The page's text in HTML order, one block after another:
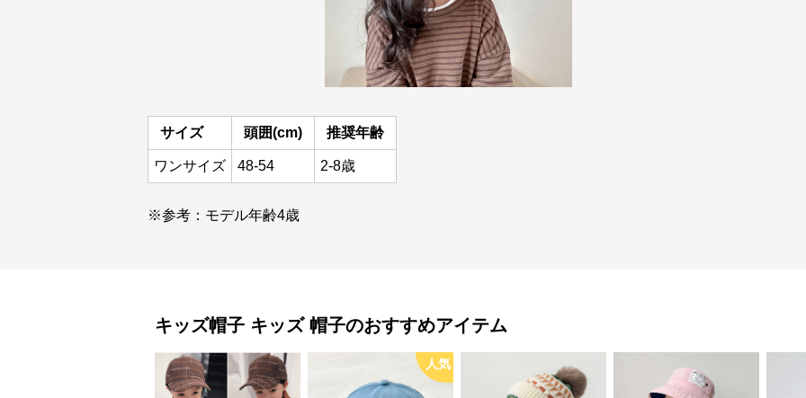
サイズ 頭囲(cm) 推奨年齢
ワンサイズ 48-54 2-8歳
※参考：モデル年齢4歳
キッズ帽子 キッズ 帽子のおすすめアイテム
人気